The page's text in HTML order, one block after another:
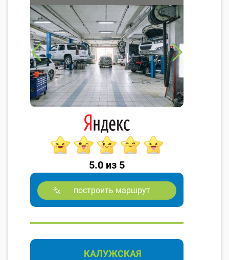
5.0 из 5
построить маршрут
КАЛУЖСКАЯ